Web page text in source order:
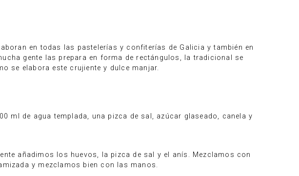
en todas las pastelerías y confiterías de Galicia y también en
gente las prepara en forma de rectángulos, la tradicional se
se elabora este crujiente y dulce manjar.
ml de agua templada, una pizca de sal, azúcar glaseado, canela y
añadimos los huevos, la pizca de sal y el anís. Mezclamos con
y mezclamos bien con las manos.